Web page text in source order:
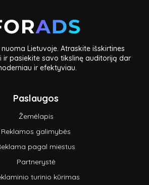
Lietuvoje. Atraskite išskirtines
ir pasiekite savo tikslinę auditoriją dar
ir efektyviau.
Paslaugos
Žemėlapis
Reklamos galimybės
pagal miestus
Partnerystė
turinio kūrimas